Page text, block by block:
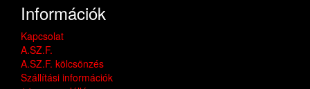
Információk
Kapcsolat
A.SZ.F.
A.SZ.F. kölcsönzés
Szállítási információk